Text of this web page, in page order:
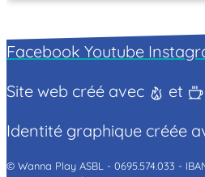
Facebook Youtube
Site web créé avec
et
Identité graphique créée
© Wanna Play ASBL - 0695.574.033 -